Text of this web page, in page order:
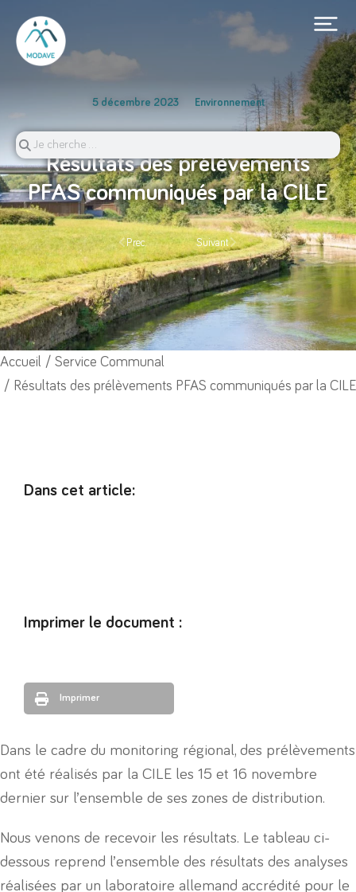
5 décembre 2023 Environnement
Résultats des prélèvements
PFAS communiqués par la CILE
Prec. Suivant
Vous êtes ici :
Accueil
Service Communal
Résultats des prélèvements PFAS communiqués par la CILE
Dans le cadre du monitoring régional, des prélèvements
ont été réalisés par la CILE les 15 et 16 novembre
dernier sur l’ensemble de ses zones de distribution.
Nous venons de recevoir les résultats. Le tableau ci-
dessous reprend l’ensemble des résultats des analyses
réalisées par un laboratoire allemand accrédité pour le
Dans cet article:
Imprimer le document :
Imprimer